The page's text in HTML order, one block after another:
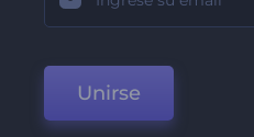
Unirse